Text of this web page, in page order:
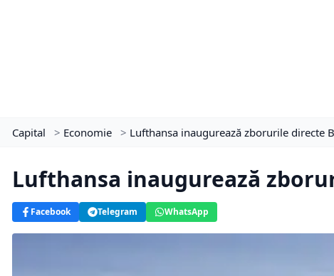
Capital > Economie > Lufthansa inaugurează zborurile directe
Lufthansa inaugurează
Facebook Telegram WhatsApp